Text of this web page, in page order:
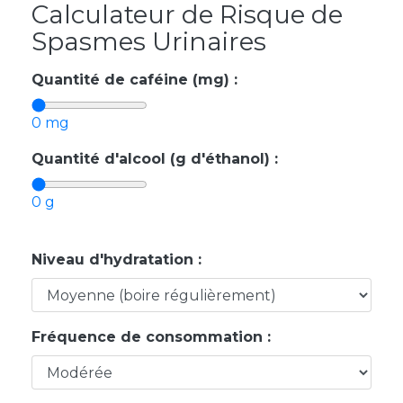
Calculateur de Risque de
Spasmes Urinaires
Quantité de caféine (mg) :
0 mg
Quantité d'alcool (g d'éthanol) :
0 g
Niveau d'hydratation :
Fréquence de consommation :